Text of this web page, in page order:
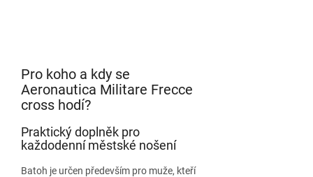
Pro koho a kdy se
Aeronautica Militare Frecce
cross hodí?
Praktický doplněk pro
každodenní městské nošení
Batoh je určen především pro muže, kteří